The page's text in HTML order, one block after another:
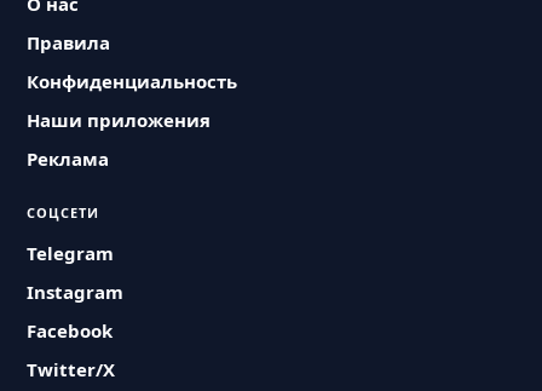
Правила
Конфиденциальность
Наши приложения
Реклама
СОЦСЕТИ
Telegram
Instagram
Facebook
Twitter/X